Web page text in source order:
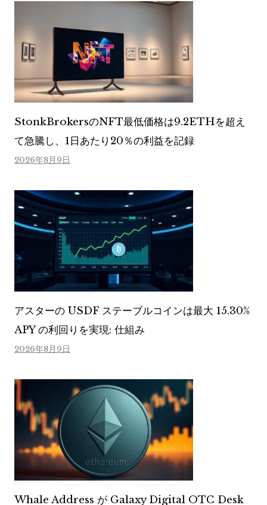
StonkBrokersのNFT最低価格は9.2ETHを超え
て急騰し、1日あたり20％の利益を記録
2026年8月9日
アスターの USDF ステーブルコインは最大 15.30%
APY の利回りを実現: 仕組み
2026年8月9日
Whale Address が Galaxy Digital OTC Desk